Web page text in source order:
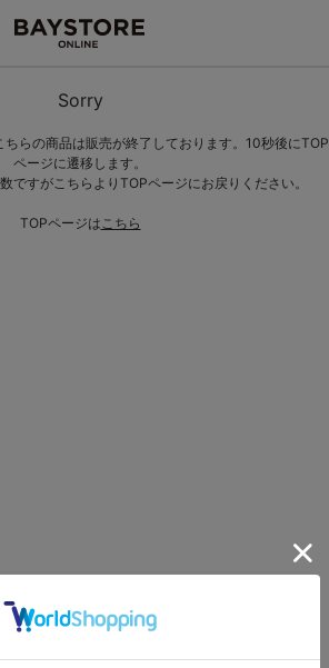
Sorry
らの商品は販売が終了しております。10秒後にTOP
ページに遷移します。
ですがこちらよりTOPページにお戻りください。
TOPページはこちら